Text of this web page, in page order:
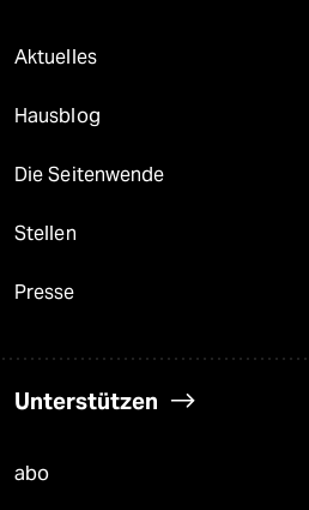
Aktuelles
Hausblog
Die Seitenwende
Stellen
Presse
Unterstützen
abo